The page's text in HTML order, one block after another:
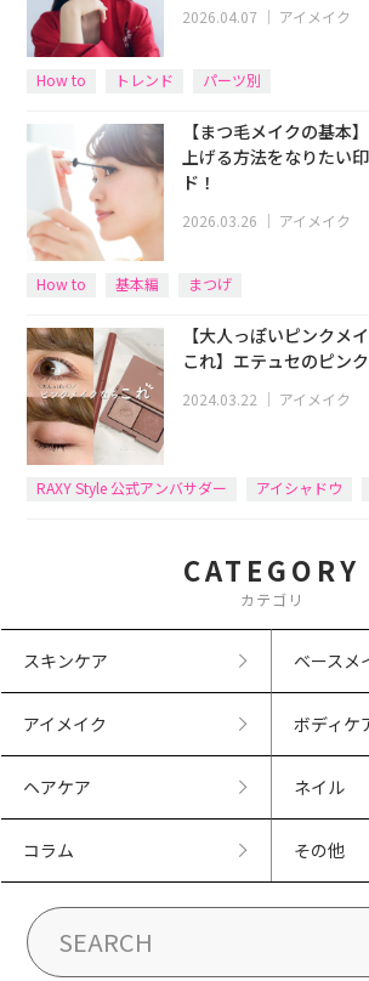
2026.04.07 ｜ アイメイク
How to トレンド パーツ別
【まつ毛メイクの基本
上げる方法をなりたい
ド！
2026.03.26 ｜ アイメイク
How to 基本編 まつげ
【大人っぽいピンクメ
これ】エテュセのピン
2024.03.22 ｜ アイメイク
RAXY Style 公式アンバサダー アイシャドウ
CATEGORY
カテゴリ
スキンケア ベースメ
アイメイク ボディケ
ヘアケア ネイル
コラム その他